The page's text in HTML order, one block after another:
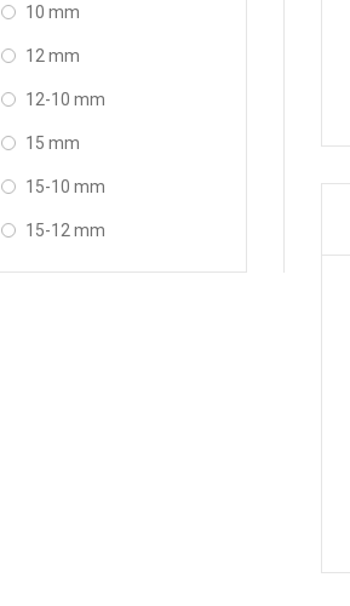
10 mm
12 mm
12-10 mm
15 mm
15-10 mm
15-12 mm
16 mm